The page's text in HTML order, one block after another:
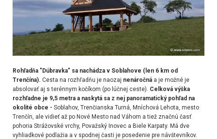
Rohľadňa "Dúbravka" sa nachádza v Soblahove (len 6 km od
Trenčína). Cesta na rozhľadňu je naozaj nenáročná a je možné je
absolovať aj s terénnym kočíkom (po lúčnej ceste). Celková výška
rozhľadne je 9,5 metra a naskytá sa z nej panoramatický pohľad na
okolité obce - Soblahov, Trenčianska Turná, Mníchová Lehota, mesto
Trenčín, ale vidieť až po Nové Mesto nad Váhom a tiež značnú časť
pohoria Strážovské vrchy, Považský Inovec a Biele Karpaty. Má dve
vyhliadkové podlažia a v spodnej časti je posedenie pre návštevníkov.